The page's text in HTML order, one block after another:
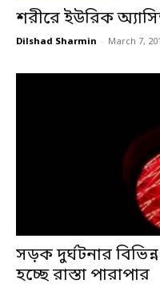
শরীরে ইউরিক
Dilshad Sharmin - March 7,
সড়ক দুর্ঘটনার
হচ্ছে রাস্তা পারাপার